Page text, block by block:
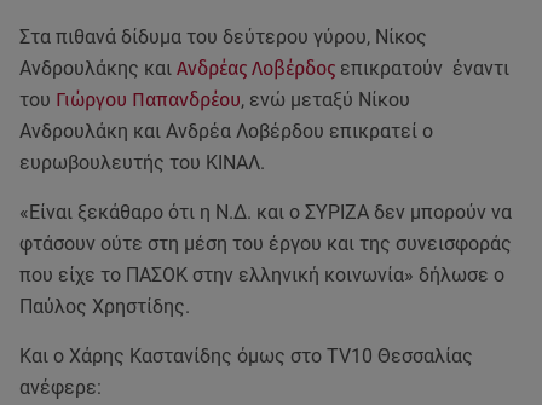
Στα πιθανά δίδυμα του δεύτερου γύρου, Νίκος
Ανδρουλάκης και Ανδρέας Λοβέρδος επικρατούν έναντι
του Γιώργου Παπανδρέου, ενώ μεταξύ Νίκου
Ανδρουλάκη και Ανδρέα Λοβέρδου επικρατεί ο
ευρωβουλευτής του ΚΙΝΑΛ.
«Είναι ξεκάθαρο ότι η Ν.Δ. και ο ΣΥΡΙΖΑ δεν μπορούν να
φτάσουν ούτε στη μέση του έργου και της συνεισφοράς
που είχε το ΠΑΣΟΚ στην ελληνική κοινωνία» δήλωσε ο
Παύλος Χρηστίδης.
Και ο Χάρης Καστανίδης όμως στο TV10 Θεσσαλίας
ανέφερε: